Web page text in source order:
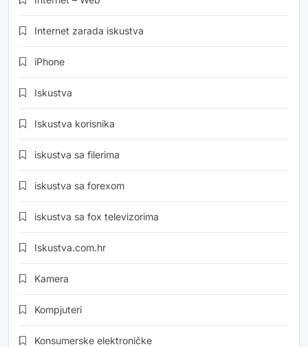
Internet zarada iskustva
iPhone
Iskustva
Iskustva korisnika
iskustva sa filerima
iskustva sa forexom
iskustva sa fox televizorima
Iskustva.com.hr
Kamera
Kompjuteri
Konsumerske elektroničke